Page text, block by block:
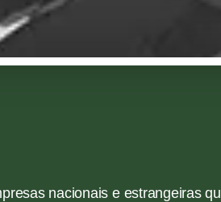
nacionais e estrangeiras